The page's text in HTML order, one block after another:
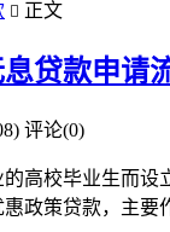
 正文
贷款申请
评论(0)
高校毕业生而
政策贷款，主要